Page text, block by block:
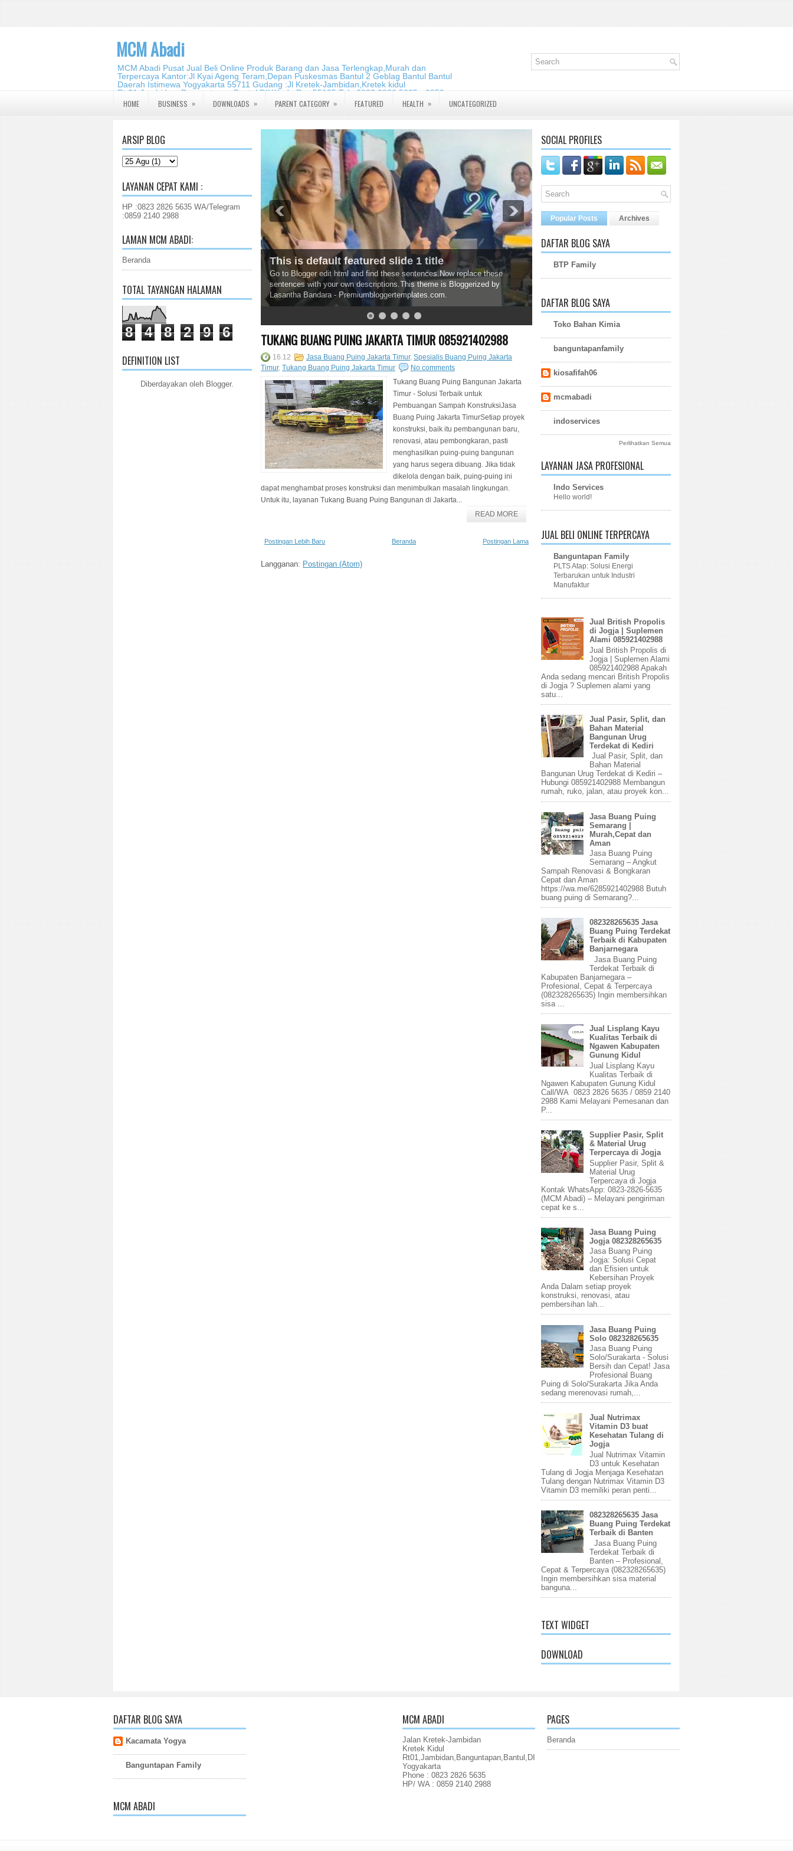
MCM Abadi
MCM Abadi Pusat Jual Beli Online Produk Barang dan Jasa Terlengkap,Murah dan
Terpercaya Kantor:Jl Kyai Ageng Teram,Depan Puskesmas Bantul 2 Geblag Bantul Bantul
Daerah Istimewa Yogyakarta 55711 Gudang :Jl Kretek-Jambidan,Kretek kidul
Rt.01,Jambidan, Banguntapan,Bantul,DIY.Kode Pos:55195 Telp:0823 2826 5635 - 0859
2140 2988
HOME BUSINESS » DOWNLOADS » PARENT CATEGORY » FEATURED HEALTH » UNCATEGORIZED
ARSIP BLOG
LAYANAN CEPAT KAMI :
HP :0823 2826 5635 WA/Telegram
:0859 2140 2988
LAMAN MCM ABADI:
Beranda
TOTAL TAYANGAN HALAMAN
8 4 8 2 9 6
DEFINITION LIST
Diberdayakan oleh Blogger.
This is default featured slide 1 title
Go to Blogger edit html and find these sentences.Now replace these
sentences with your own descriptions.This theme is Bloggerized by
Lasantha Bandara - Premiumbloggertemplates.com.
1 2 3 4
TUKANG BUANG PUING JAKARTA TIMUR 085921402988
16.12 Jasa Buang Puing Jakarta Timur, Spesialis Buang Puing Jakarta
Timur, Tukang Buang Puing Jakarta Timur
No comments
Tukang Buang Puing Bangunan Jakarta
Timur - Solusi Terbaik untuk
Pembuangan Sampah KonstruksiJasa
Buang Puing Jakarta TimurSetiap proyek
konstruksi, baik itu pembangunan baru,
renovasi, atau pembongkaran, pasti
menghasilkan puing-puing bangunan
yang harus segera dibuang. Jika tidak
dikelola dengan baik, puing-puing ini
dapat menghambat proses konstruksi dan menimbulkan masalah lingkungan.
Untuk itu, layanan Tukang Buang Puing Bangunan di Jakarta...
READ MORE
Postingan Lebih Baru Postingan Lama
Beranda
Langganan: Postingan (Atom)
SOCIAL PROFILES
Popular Posts Archives
DAFTAR BLOG SAYA
BTP Family
DAFTAR BLOG SAYA
Toko Bahan Kimia
banguntapanfamily
kiosafifah06
mcmabadi
indoservices
Perlihatkan Semua
LAYANAN JASA PROFESIONAL
Indo Services
Hello world!
JUAL BELI ONLINE TERPERCAYA
Banguntapan Family
PLTS Atap: Solusi Energi
Terbarukan untuk Industri
Manufaktur
Jual British Propolis
di Jogja | Suplemen
Alami 085921402988
Jual British Propolis di
Jogja | Suplemen Alami
085921402988 Apakah
Anda sedang mencari British Propolis
di Jogja ? Suplemen alami yang
satu...
Jual Pasir, Split, dan
Bahan Material
Bangunan Urug
Terdekat di Kediri
Jual Pasir, Split, dan
Bahan Material
Bangunan Urug Terdekat di Kediri –
Hubungi 085921402988 Membangun
rumah, ruko, jalan, atau proyek kon...
Jasa Buang Puing
Semarang |
Murah,Cepat dan
Aman
Jasa Buang Puing
Semarang – Angkut
Sampah Renovasi & Bongkaran
Cepat dan Aman
https://wa.me/6285921402988 Butuh
buang puing di Semarang?...
082328265635 Jasa
Buang Puing Terdekat
Terbaik di Kabupaten
Banjarnegara
Jasa Buang Puing
Terdekat Terbaik di
Kabupaten Banjarnegara –
Profesional, Cepat & Terpercaya
(082328265635) Ingin membersihkan
sisa ...
Jual Lisplang Kayu
Kualitas Terbaik di
Ngawen Kabupaten
Gunung Kidul
Jual Lisplang Kayu
Kualitas Terbaik di
Ngawen Kabupaten Gunung Kidul
Call/WA 0823 2826 5635 / 0859 2140
2988 Kami Melayani Pemesanan dan
P...
Supplier Pasir, Split
& Material Urug
Terpercaya di Jogja
Supplier Pasir, Split &
Material Urug
Terpercaya di Jogja
Kontak WhatsApp: 0823-2826-5635
(MCM Abadi) – Melayani pengiriman
cepat ke s...
Jasa Buang Puing
Jogja 082328265635
Jasa Buang Puing
Jogja: Solusi Cepat
dan Efisien untuk
Kebersihan Proyek
Anda Dalam setiap proyek
konstruksi, renovasi, atau
pembersihan lah...
Jasa Buang Puing
Solo 082328265635
Jasa Buang Puing
Solo/Surakarta - Solusi
Bersih dan Cepat! Jasa
Profesional Buang
Puing di Solo/Surakarta Jika Anda
sedang merenovasi rumah,...
Jual Nutrimax
Vitamin D3 buat
Kesehatan Tulang di
Jogja
Jual Nutrimax Vitamin
D3 untuk Kesehatan
Tulang di Jogja Menjaga Kesehatan
Tulang dengan Nutrimax Vitamin D3
Vitamin D3 memiliki peran penti...
082328265635 Jasa
Buang Puing Terdekat
Terbaik di Banten
Jasa Buang Puing
Terdekat Terbaik di
Banten – Profesional,
Cepat & Terpercaya (082328265635)
Ingin membersihkan sisa material
banguna...
TEXT WIDGET
DOWNLOAD
DAFTAR BLOG SAYA
Kacamata Yogya
Banguntapan Family
MCM ABADI
MCM ABADI
Jalan Kretek-Jambidan
Kretek Kidul
Rt01,Jambidan,Banguntapan,Bantul,DI
Yogyakarta
Phone : 0823 2826 5635
HP/ WA : 0859 2140 2988
PAGES
Beranda